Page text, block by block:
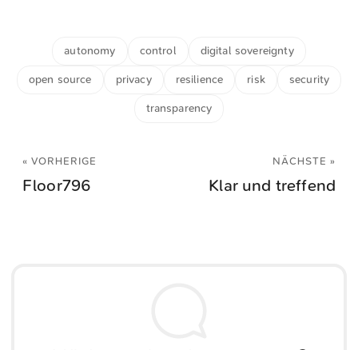
autonomy control digital sovereignty
open source privacy resilience risk security
transparency
« VORHERIGE
Floor796
NÄCHSTE »
Klar und treffend